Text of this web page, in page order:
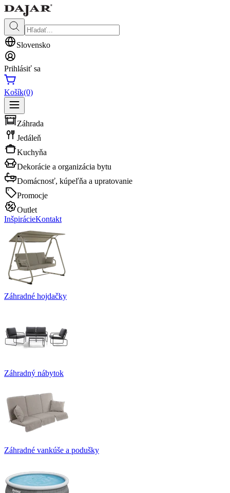
Slovensko
Prihlásiť sa
Košík(0)
Záhrada
Jedáleň
Kuchyňa
Dekorácie a organizácia bytu
Domácnosť, kúpeľňa a upratovanie
Promocje
Outlet
InšpirácieKontakt
Záhradné hojdačky
Záhradný nábytok
Záhradné vankúše a podušky